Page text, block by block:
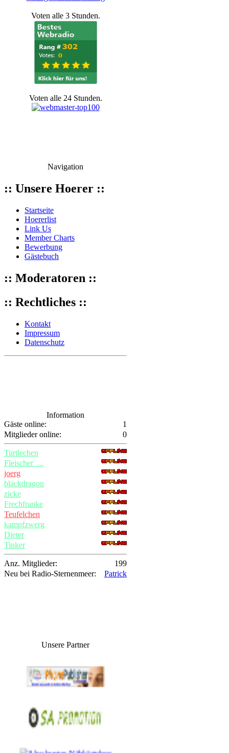
Voten alle 3 Stunden.
Voten alle 24 Stunden.
Navigation
:: Unsere Hoerer ::
Startseite
Hoererlist
Link Us
Member Charts
Bewerbung
Gästebuch
:: Moderatoren ::
:: Rechtliches ::
Kontakt
Impressum
Datenschutz
Information
Gäste online:
1
Mitglieder online:
0
Turtlechen
Fleischer_...
joerg
blackdragon
zicke
Frechfranke
Teufelchen
kampfzwerg
Dieter
Tinker
Anz. Mitglieder:
199
Neu bei Radio-Sternenmeer:
Patrick
Unsere Partner